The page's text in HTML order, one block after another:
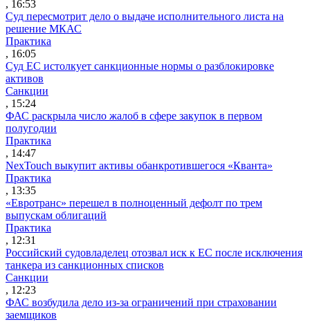
, 16:53
Суд пересмотрит дело о выдаче исполнительного листа на
решение МКАС
Практика
, 16:05
Суд ЕС истолкует санкционные нормы о разблокировке
активов
Санкции
, 15:24
ФАС раскрыла число жалоб в сфере закупок в первом
полугодии
Практика
, 14:47
NexTouch выкупит активы обанкротившегося «Кванта»
Практика
, 13:35
«Евротранс» перешел в полноценный дефолт по трем
выпускам облигаций
Практика
, 12:31
Российский судовладелец отозвал иск к ЕС после исключения
танкера из санкционных списков
Санкции
, 12:23
ФАС возбудила дело из-за ограничений при страховании
заемщиков